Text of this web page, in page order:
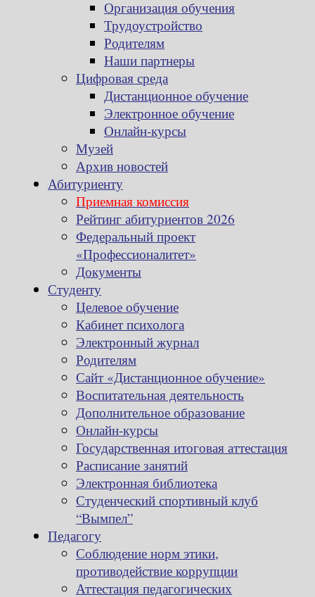
Организация обучения
Трудоустройство
Родителям
Наши партнеры
Цифровая среда
Дистанционное обучение
Электронное обучение
Онлайн-курсы
Музей
Архив новостей
Абитуриенту
Приемная комиссия
Рейтинг абитуриентов 2026
Федеральный проект
«Профессионалитет»
Документы
Студенту
Целевое обучение
Кабинет психолога
Электронный журнал
Родителям
Сайт «Дистанционное обучение»
Воспитательная деятельность
Дополнительное образование
Онлайн-курсы
Государственная итоговая аттестация
Расписание занятий
Электронная библиотека
Студенческий спортивный клуб
“Вымпел”
Педагогу
Соблюдение норм этики,
противодействие коррупции
Аттестация педагогических